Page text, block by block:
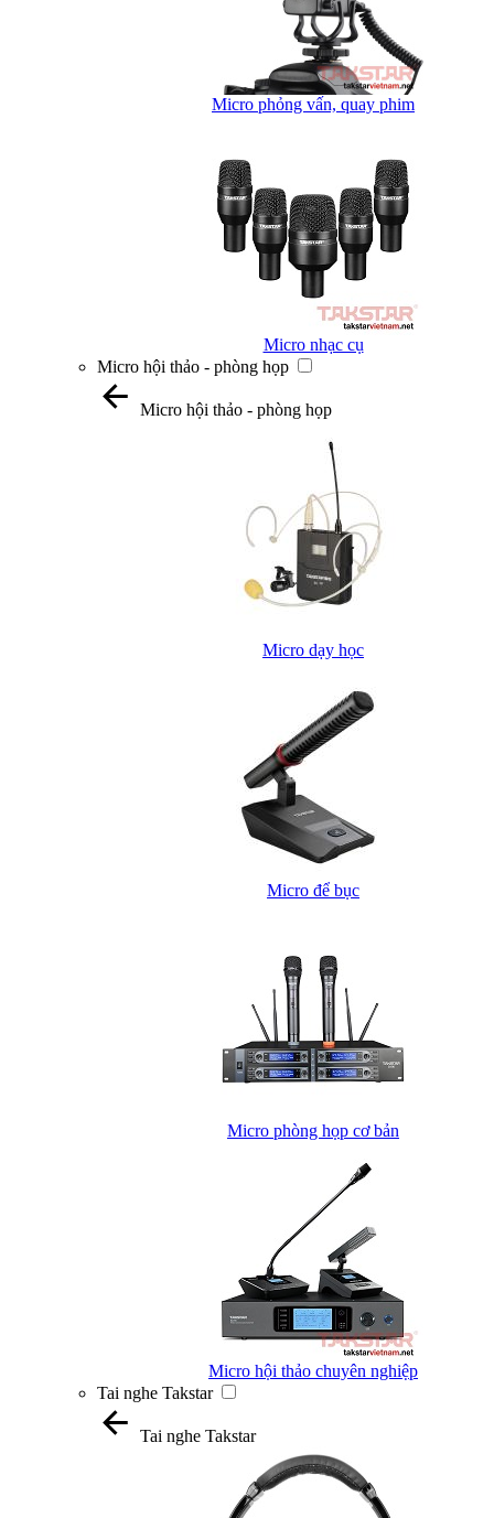
Micro phỏng vấn, quay phim
Micro nhạc cụ
Micro hội thảo - phòng họp
Micro hội thảo - phòng họp
Micro dạy học
Micro để bục
Micro phòng họp cơ bản
Micro hội thảo chuyên nghiệp
Tai nghe Takstar
Tai nghe Takstar